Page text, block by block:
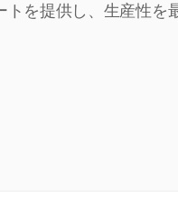
を提供し、生産性を